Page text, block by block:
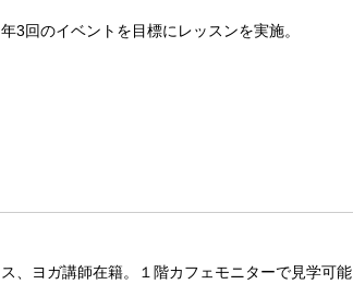
3回のイベントを目標にレッスンを実施。
、ヨガ講師在籍。１階カフェモニターで見学可能